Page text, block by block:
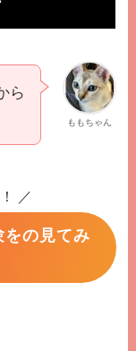
ももちゃん
ら
／
の見てみ